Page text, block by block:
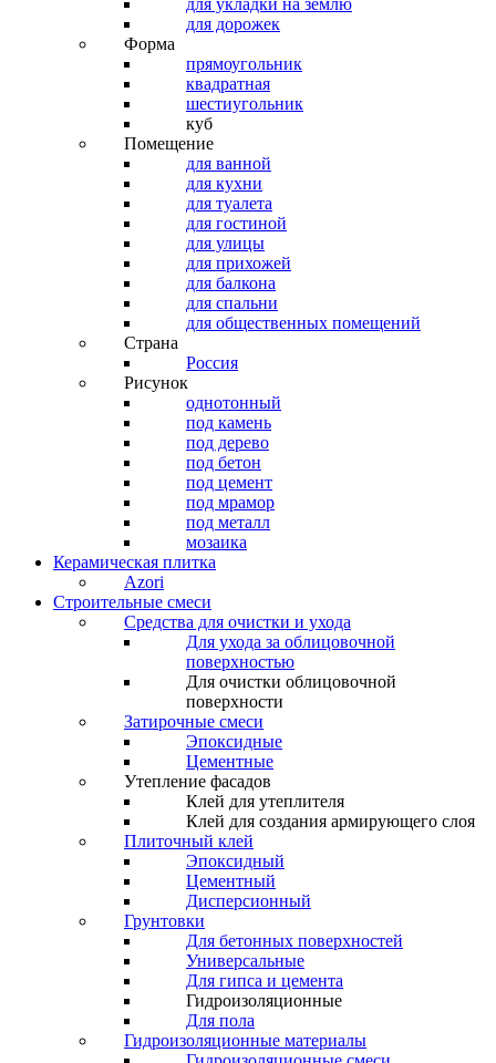
для укладки на землю
для дорожек
Форма
прямоугольник
квадратная
шестиугольник
куб
Помещение
для ванной
для кухни
для туалета
для гостиной
для улицы
для прихожей
для балкона
для спальни
для общественных помещений
Страна
Россия
Рисунок
однотонный
под камень
под дерево
под бетон
под цемент
под мрамор
под металл
мозаика
Керамическая плитка
Azori
Строительные смеси
Средства для очистки и ухода
Для ухода за облицовочной
поверхностью
Для очистки облицовочной
поверхности
Затирочные смеси
Эпоксидные
Цементные
Утепление фасадов
Клей для утеплителя
Клей для создания армирующего слоя
Плиточный клей
Эпоксидный
Цементный
Дисперсионный
Грунтовки
Для бетонных поверхностей
Универсальные
Для гипса и цемента
Гидроизоляционные
Для пола
Гидроизоляционные материалы